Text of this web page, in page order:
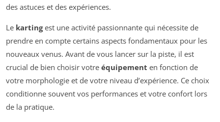
des astuces et des expériences.
Le kartingest une activité passionnante qui nécessite de
prendre en compte certains aspects fondamentaux pour les
nouveaux venus. Avant de vous lancer sur la piste, il est
crucial de bien choisir votre équipement en fonction de
votre morphologie et de votre niveau d’expérience. Ce choix
conditionne souvent vos performances et votre confort lors
de la pratique.